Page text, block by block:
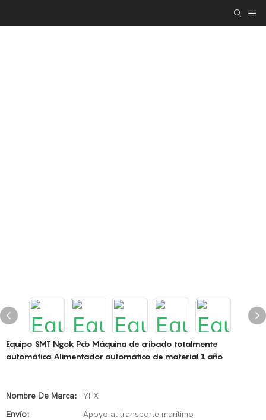
Equipo SMT Ngok Pcb Máquina de cribado totalmente
automática Alimentador automático de material 1 año
Nombre De Marca:
YFX
Envío:
Apoyo al transporte marítimo